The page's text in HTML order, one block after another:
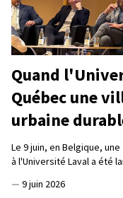
Quand
Québec une
urbaine
Le 9 juin, en Belgique,
à l'Université Laval a été
— 9 juin 2026